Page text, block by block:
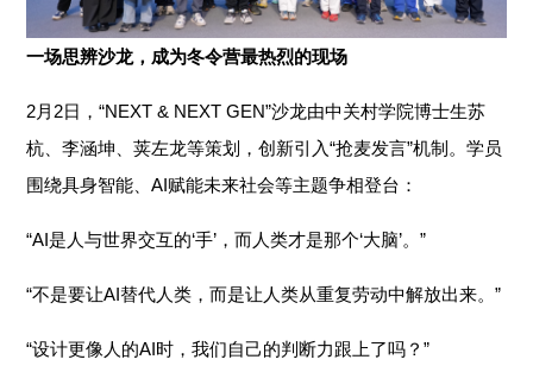
一场思辨沙龙，成为冬令营最热烈的现场
2月2日，“NEXT & NEXT GEN”沙龙由中关村学院博士生苏
杭、李涵坤、荚左龙等策划，创新引入“抢麦发言”机制。学员
围绕具身智能、AI赋能未来社会等主题争相登台：
“AI是人与世界交互的‘手’，而人类才是那个‘大脑’。”
“不是要让AI替代人类，而是让人类从重复劳动中解放出来。”
“设计更像人的AI时，我们自己的判断力跟上了吗？”